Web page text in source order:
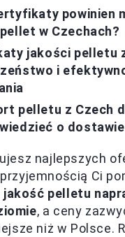
powinien
w Czechach?
jakości pelletu
i
pelletu z Czech
o
najlepszych
Ci
jakość pelletu
, a ceny
niż w Polsce.